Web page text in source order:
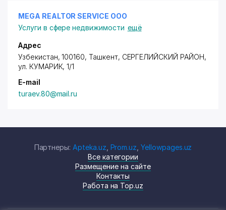
MEGA REALTOR SERVICE ООО
Услуги в сфере недвижимости ещё
Адрес
Узбекистан, 100160, Ташкент, СЕРГЕЛИЙСКИЙ РАЙОН,
ул. КУМАРИК, 1/1
E-mail
turaev.80@mail.ru
Партнеры: Apteka.uz Prom.uz ,Yellowpages.uz
Все категории
Размещение на сайте
Контакты
Работа на Top.uz